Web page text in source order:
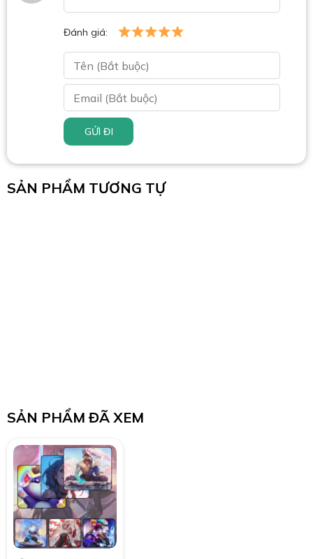
Đánh giá:
GỬI ĐI
SẢN PHẨM TƯƠNG TỰ
SẢN PHẨM ĐÃ XEM